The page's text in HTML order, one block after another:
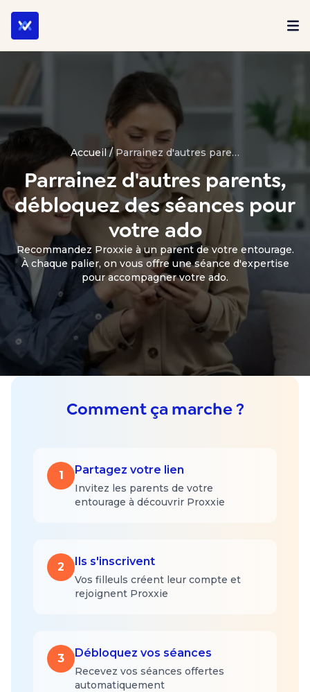
Accueil / Parrainez d'autres parents, débloquez des séances pour votre ado
Parrainez d'autres parents,
débloquez des séances pour
votre ado
Recommandez Proxxie à un parent de votre entourage.
À chaque palier, on vous offre une séance d'expertise
pour accompagner votre ado.
Comment ça marche ?
1 Partagez votre lien
Invitez les parents de votre
entourage à découvrir Proxxie
2 Ils s'inscrivent
Vos filleuls créent leur compte et
rejoignent Proxxie
3 Débloquez vos séances
Recevez vos séances offertes
automatiquement